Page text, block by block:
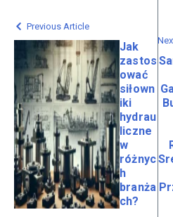
Previous Article
Jak
zastos
ować
siłown
iki
hydrau
liczne
w
różnyc
h
branża
ch?